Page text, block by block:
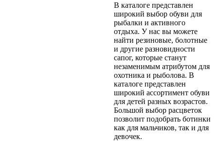
В каталоге представлен
широкий выбор обуви для
рыбалки и активного
отдыха. У нас вы можете
найти резиновые, болотные
и другие разновидности
сапог, которые станут
незаменимым атрибутом для
охотника и рыболова. В
каталоге представлен
широкий ассортимент обуви
для детей разных возрастов.
Большой выбор расцветок
позволит подобрать ботинки
как для мальчиков, так и для
девочек.